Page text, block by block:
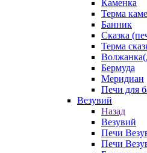
Каменка
Терма
Банник
Сказка
Терма
Бермуда
Меридиан
Печи для
Везувий
Назад
Везувий
Печи
Печи